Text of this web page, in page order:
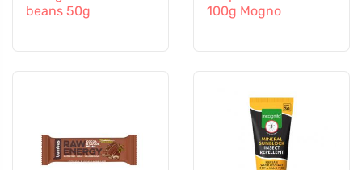
beans 50g
100g Mogno